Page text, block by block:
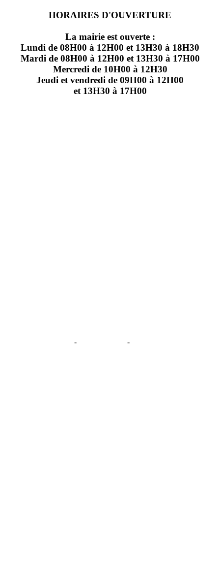
HORAIRES D'OUVERTURE
La mairie est ouverte :
Lundi de 08H00 à 12H00 et 13H30 à 18H30
Mardi de 08H00 à 12H00 et 13H30 à 17H00
Mercredi de 10H00 à 12H30
Jeudi et vendredi de 09H00 à 12H00
et 13H30 à 17H00
- -